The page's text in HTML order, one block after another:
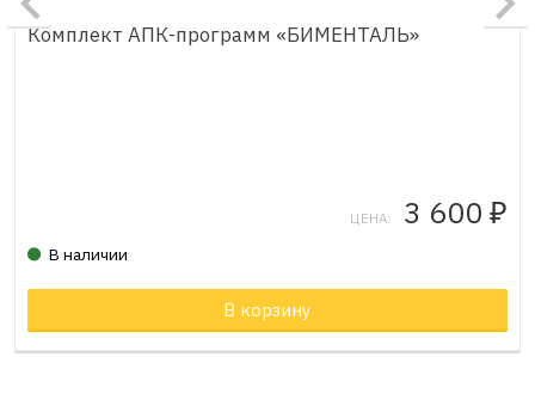
Товар в корзине
Комплект АПК-программ «БИМЕНТАЛЬ»
ЦЕНА: 3 600 ₽
В наличии
В корзину